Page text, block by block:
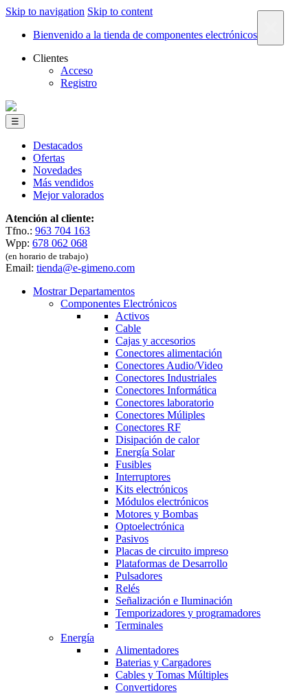
Skip to navigation Skip to content
Bienvenido a la tienda de componentes electrónicos
Clientes
Acceso
Registro
☰
Destacados
Ofertas
Novedades
Más vendidos
Mejor valorados
Atención al cliente:
Tfno.: 963 704 163
Wpp: 678 062 068
(en horario de trabajo)
Email: tienda@e-gimeno.com
Mostrar Departamentos
Componentes Electrónicos
Activos
Cable
Cajas y accesorios
Conectores alimentación
Conectores Audio/Video
Conectores Industriales
Conectores Informática
Conectores laboratorio
Conectores Múliples
Conectores RF
Disipación de calor
Energía Solar
Fusibles
Interruptores
Kits electrónicos
Módulos electrónicos
Motores y Bombas
Optoelectrónica
Pasivos
Placas de circuito impreso
Plataformas de Desarrollo
Pulsadores
Relés
Señalización e Iluminación
Temporizadores y programadores
Terminales
Energía
Alimentadores
Baterias y Cargadores
Cables y Tomas Múltiples
Convertidores